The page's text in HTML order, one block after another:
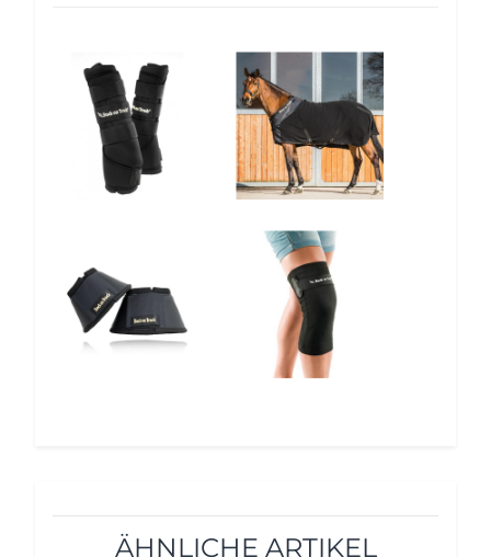
10%
12%
ÄHNLICHE ARTIKEL